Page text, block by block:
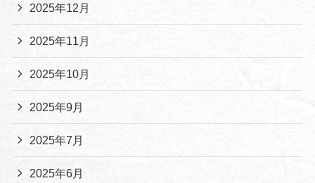
2025年12月
2025年11月
2025年10月
2025年9月
2025年7月
2025年6月